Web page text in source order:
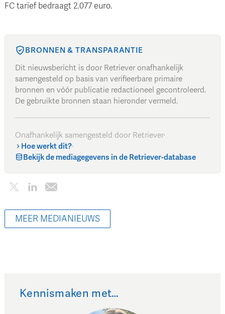
FC tarief bedraagt 2.077 euro.
BRONNEN & TRANSPARANTIE
Dit nieuwsbericht is door Retriever onafhankelijk
samengesteld op basis van verifieerbare primaire
bronnen en vóór publicatie redactioneel gecontroleerd.
De gebruikte bronnen staan hieronder vermeld.
Onafhankelijk samengesteld door Retriever·
Hoe werkt dit?·
Bekijk de mediagegevens in de Retriever-database
MEER MEDIANIEUWS
Kennismaken met…